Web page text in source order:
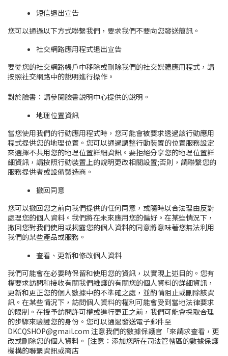
短信退出宣告
您可以通過以下方式聯繫我們，要求我們不要向您發送簡訊。
社交網路應用程式退出宣告
要從您的社交網路帳戶中移除或刪除我們的社交媒體應用程式，請
按照社交網路中的說明進行操作。
對於臉書：請參閱臉書説明中心提供的說明 。
地理位置資訊
當您使用我們的行動應用程式時，您可能會被要求透過該行動應用
程式提供您的地理位置。您可以通過調整行動裝置的位置服務設定
來選擇不共用您的地理位置詳細資訊。要拒絕分享您的地理位置詳
細資訊，請按照行動裝置上的說明更改相關設置;否則，請聯繫您的
服務提供者或設備製造商。
撤回同意
您可以撤回您之前向我們提供的任何同意，或隨時以合法理由反對
處理您的個人資料。我們將在未來應用您的偏好。在某些情況下，
撤回您對我們使用或揭露您的個人資料的同意將意味著您無法利用
我們的某些產品或服務。
查看、更新和修改個人資料
我們可能會在必要時保留和使用您的資訊，以實現上述目的。您有
權要求訪問和接收有關我們維護的有關您的個人資料的詳細資訊，
更新和更正您的個人數據中的不準確之處，並酌情阻止或刪除該資
訊。在某些情況下，訪問個人資料的權利可能會受到當地法律要求
的限制。在授予訪問許可權或進行更正之前，我們可能會採取合理
的步驟來驗證您的身份。您可以通過發送電子郵件至
DKCQSHOP@gmail.com 注意我們的數據保護官「來請求查看，更
改或刪除您的個人資料 。 [注意：添加您所在司法管轄區的數據保護
機構的聯繫資訊或商店